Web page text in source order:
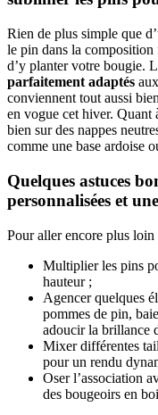
Rien de plus simple que
le pin dans la
d’y planter votre bougie.
parfaitement adaptés
conviennent tout aussi
en vogue cet hiver. Quant
bien sur des nappes
comme une base ardoise
Quelques astuces
personnalisées et
Pour aller encore plus loin
Multiplier les pins
hauteur ;
Agencer quelques
pommes de pin,
adoucir la brillance
Mixer différentes
pour un rendu
Oser l’association
des bougeoirs en